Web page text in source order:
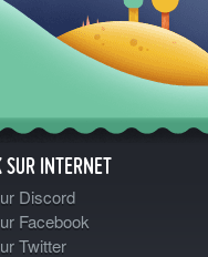
SUR INTERNET
Discord
Facebook
Twitter